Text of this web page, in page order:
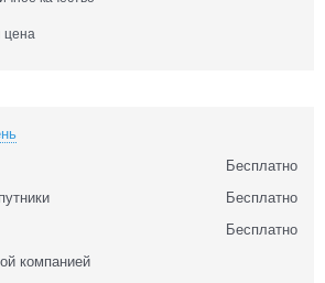
цена
Бесплатно
Бесплатно
Бесплатно
компанией